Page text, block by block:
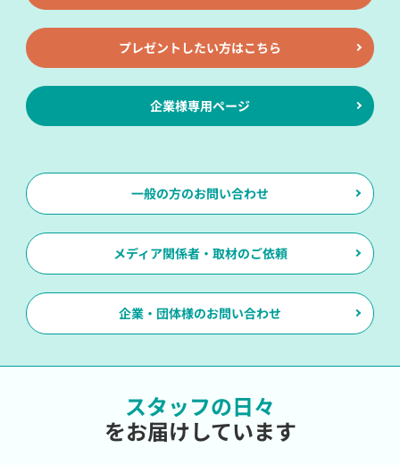
プレゼントしたい方はこちら
企業様専用ページ
一般の方のお問い合わせ
メディア関係者・取材のご依頼
企業・団体様のお問い合わせ
スタッフの日々
をお届けしています